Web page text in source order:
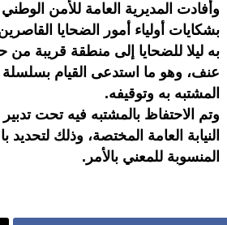
وأفادت المديرية العامة للأمن
بشكايات أولياء أمور الضحايا
به ليلا للضحايا إلى منطقة قريبة
عنف، وهو ما استدعى القيام بسلسلة
المشتبه به وتوقيفه.
وتم الاحتفاظ بالمشتبه فيه تحت
النيابة العامة المختصة، وذلك
المنسوبة للمعني بالأمر.